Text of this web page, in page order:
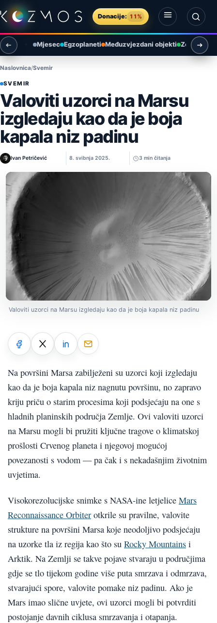
Preskoči na sadržaj
Donacije: 11%
Otvori izbornik
Otvori pretragu
Mjesec Egzoplaneti Međuzvjezdani objekti Zemlja i
Naslovnica Svemir
SVEMIR
Valoviti uzorci na Marsu
izgledaju kao da je boja
kapala niz padinu
Ivan Petričević 8. svibnja 2025. 3 min čitanja
Valoviti uzorci na Marsu izgledaju kao da je boja kapala niz padinu
Na površini Marsa zabilježeni su uzorci koji izgledaju
kao da je boja kapala niz nagnutu površinu, no zapravo
kriju priču o starim procesima koji podsjećaju na one s
hladnih planinskih područja Zemlje. Ovi valoviti uzorci
na Marsu mogli bi pružiti ključne tragove o klimatskoj
prošlosti Crvenog planeta i njegovoj mogućoj
povezanosti s vodom — pa čak i s nekadašnjim životnim
uvjetima.
Visokorezolucijske snimke s NASA-ine letjelice Mars
Reconnaissance Orbiter otkrile su pravilne, valovite
strukture na površini Marsa koje neodoljivo podsjećaju
na uzorke tla iz regija kao što su Rocky Mountains i
Arktik. Na Zemlji se takve pojave stvaraju u područjima
gdje se tlo tijekom godine više puta smrzava i odmrzava,
stvarajući spore, valovite pomake niz padinu. Ako je
Mars imao slične uvjete, ovi uzorci mogli bi potvrditi
postojanje davnih ciklusa smrzavanja i otapanja.